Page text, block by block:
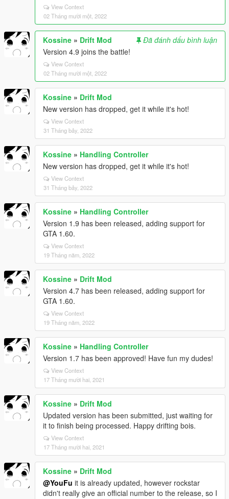
View Context
02 Tháng mười một, 2022
Kossine » Drift Mod
Đã đánh dấu bình luận
Version 4.9 joins the battle!
View Context
02 Tháng mười một, 2022
Kossine » Drift Mod
New version has dropped, get it while it's hot!
View Context
31 Tháng bảy, 2022
Kossine » Handling Controller
New version has dropped, get it while it's hot!
View Context
31 Tháng bảy, 2022
Kossine » Handling Controller
Version 1.9 has been released, adding support for
GTA 1.60.
View Context
19 Tháng năm, 2022
Kossine » Drift Mod
Version 4.7 has been released, adding support for
GTA 1.60.
View Context
19 Tháng năm, 2022
Kossine » Handling Controller
Version 1.7 has been approved! Have fun my dudes!
View Context
17 Tháng mười hai, 2021
Kossine » Drift Mod
Updated version has been submitted, just waiting for
it to finish being processed. Happy drifting bois.
View Context
17 Tháng mười hai, 2021
Kossine » Drift Mod
@YouFu it is already updated, however rockstar
didn't really give an official number to the release, so I